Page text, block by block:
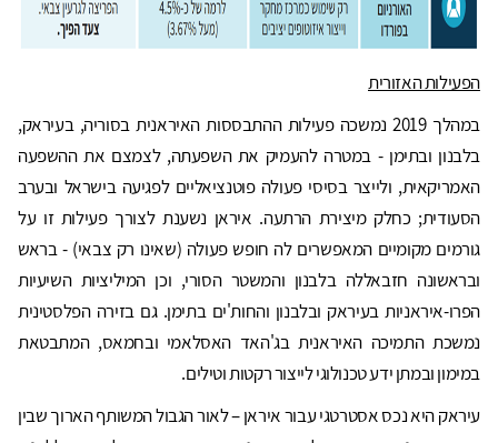
הפעילות האזורית
במהלך 2019 נמשכה פעילות ההתבססות האיראנית בסוריה, בעיראק,
בלבנון ובתימן - במטרה להעמיק את השפעתה, לצמצם את ההשפעה
האמריקאית, ולייצר בסיסי פעולה פוטנציאליים לפגיעה בישראל ובערב
הסעודית; כחלק מיצירת הרתעה. איראן נשענת לצורך פעילות זו על
גורמים מקומיים המאפשרים לה חופש פעולה (שאינו רק צבאי) - בראש
ובראשונה חזבאללה בלבנון והמשטר הסורי, וכן המיליציות השיעיות
הפרו-איראניות בעיראק ובלבנון והחות'ים בתימן. גם בזירה הפלסטינית
נמשכת התמיכה האיראנית בג'האד האסלאמי ובחמאס, המתבטאת
במימון ובמתן ידע טכנולוגי לייצור רקטות וטילים.
עיראק היא נכס אסטרטגי עבור איראן – לאור הגבול המשותף הארוך שבין